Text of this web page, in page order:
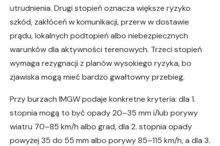
utrudnienia. Drugi stopień oznacza większe ryzyko
szkód, zakłóceń w komunikacji, przerw w dostawie
prądu, lokalnych podtopień albo niebezpiecznych
warunków dla aktywności terenowych. Trzeci stopień
wymaga rezygnacji z planów wysokiego ryzyka, bo
zjawiska mogą mieć bardzo gwałtowny przebieg.
Przy burzach IMGW podaje konkretne kryteria: dla 1.
stopnia mogą to być opady 20–35 mm i/lub porywy
wiatru 70–85 km/h albo grad, dla 2. stopnia opady
powyżej 35 do 55 mm albo porywy 85–115 km/h, a dla 3.